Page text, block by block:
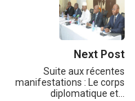
Next Post
Suite aux récentes
manifestations : Le corps
diplomatique et…